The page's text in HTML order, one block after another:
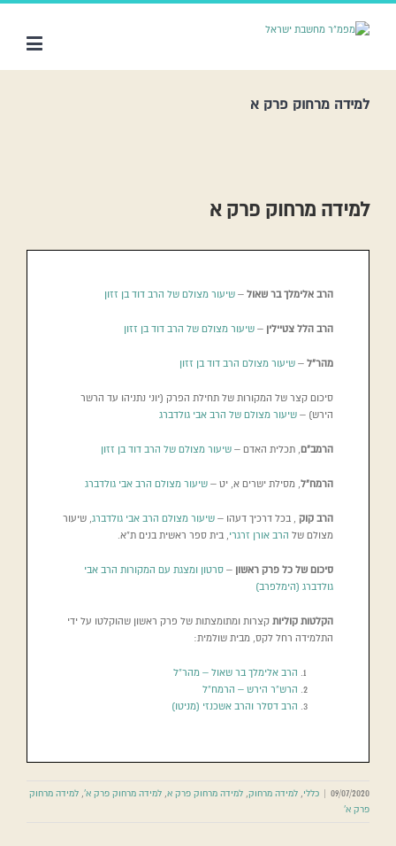
למידה מרחוק פרק א
למידה מרחוק פרק א
הרב אלימלך בר שאול – שיעור מצולם של הרב דוד בן זזון
הרב הלל צטיילין – שיעור מצולם של הרב דוד בן זזון
מהר”ל – שיעור מצולם הרב דוד בן זזון
סיכום קצר של המקורות של תחילת הפרק (יוני נתניהו עד הרשר
הירש) – שיעור מצולם של הרב אבי גולדברג
הרמב”ם, תכלית האדם – שיעור מצולם של הרב דוד בן זזון
הרמח”ל, מסילת ישרים א, יט – שיעור מצולם הרב אבי גולדברג
הרב קוק , בכל דרכיך דעהו – שיעור מצולם הרב אבי גולדברג, שיעור
מצולם של הרב אורן זרגרי, בית ספר ראשית בנים ת”א.
סיכום של כל פרק ראשון – סרטון ומצגת עם המקורות הרב אבי
גולדברג (הימלפרב)
הקלטות קוליות קצרות ומתומצתות של פרק ראשון שהוקלטו על ידי
התלמידה רחל לקס, מבית שולמית:
הרב אלימלך בר שאול – מהר”ל
הרש”ר הירש – הרמח”ל
הרב דסלר והרב אשכנזי (מניטו)
09/07/2020
| כללי, למידה מרחוק, למידה מרחוק פרק א, למידה מרחוק פרק א', למידה מרחוק
פרק א'